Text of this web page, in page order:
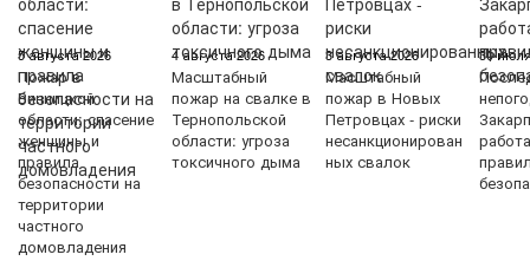
5 августа 2026
Пожар в
Винницкой
области: спасение
женщины и
правила
безопасности на
территории
частного
домовладения
4 августа 2026
Масштабный
пожар на свалке в
Тернопольской
области: угроза
токсичного дыма
3 августа 2026
Масштабный
пожар в Новых
Петровцах - риски
несанкционирован
ных свалок
30